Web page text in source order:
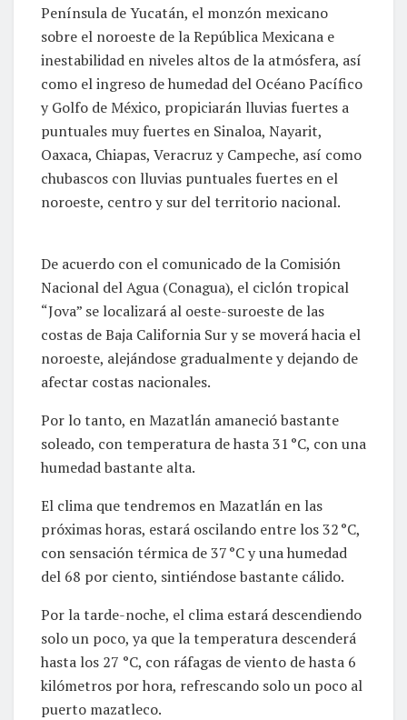
Península de Yucatán, el monzón mexicano
sobre el noroeste de la República Mexicana e
inestabilidad en niveles altos de la atmósfera, así
como el ingreso de humedad del Océano Pacífico
y Golfo de México, propiciarán lluvias fuertes a
puntuales muy fuertes en Sinaloa, Nayarit,
Oaxaca, Chiapas, Veracruz y Campeche, así como
chubascos con lluvias puntuales fuertes en el
noroeste, centro y sur del territorio nacional.
De acuerdo con el comunicado de la Comisión
Nacional del Agua (Conagua), el ciclón tropical
“Jova” se localizará al oeste-suroeste de las
costas de Baja California Sur y se moverá hacia el
noroeste, alejándose gradualmente y dejando de
afectar costas nacionales.
Por lo tanto, en Mazatlán amaneció bastante
soleado, con temperatura de hasta 31 °C, con una
humedad bastante alta.
El clima que tendremos en Mazatlán en las
próximas horas, estará oscilando entre los 32 °C,
con sensación térmica de 37 °C y una humedad
del 68 por ciento, sintiéndose bastante cálido.
Por la tarde-noche, el clima estará descendiendo
solo un poco, ya que la temperatura descenderá
hasta los 27 °C, con ráfagas de viento de hasta 6
kilómetros por hora, refrescando solo un poco al
puerto mazatleco.